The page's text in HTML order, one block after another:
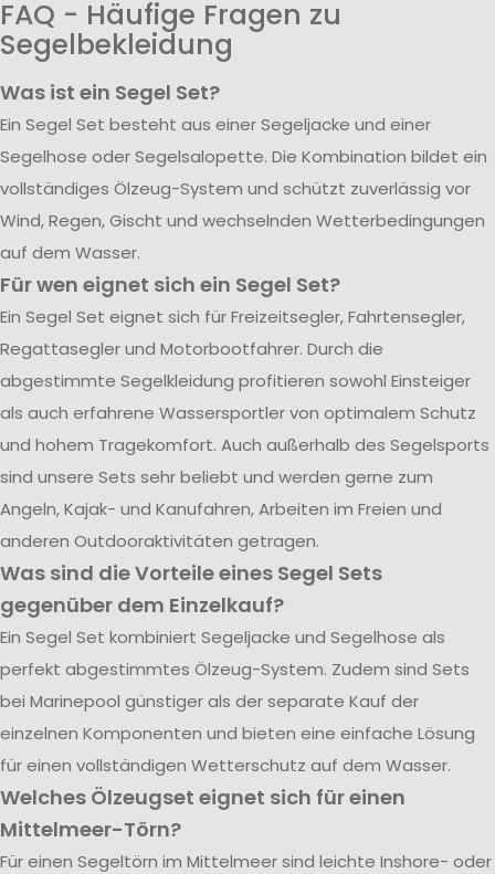
FAQ - Häufige Fragen zu
Segelbekleidung
Was ist ein Segel Set?
Ein Segel Set besteht aus einer Segeljacke und einer
Segelhose oder Segelsalopette. Die Kombination bildet ein
vollständiges Ölzeug-System und schützt zuverlässig vor
Wind, Regen, Gischt und wechselnden Wetterbedingungen
auf dem Wasser.
Für wen eignet sich ein Segel Set?
Ein Segel Set eignet sich für Freizeitsegler, Fahrtensegler,
Regattasegler und Motorbootfahrer. Durch die
abgestimmte Segelkleidung profitieren sowohl Einsteiger
als auch erfahrene Wassersportler von optimalem Schutz
und hohem Tragekomfort. Auch außerhalb des Segelsports
sind unsere Sets sehr beliebt und werden gerne zum
Angeln, Kajak- und Kanufahren, Arbeiten im Freien und
anderen Outdooraktivitäten getragen.
Was sind die Vorteile eines Segel Sets
gegenüber dem Einzelkauf?
Ein Segel Set kombiniert Segeljacke und Segelhose als
perfekt abgestimmtes Ölzeug-System. Zudem sind Sets
bei Marinepool günstiger als der separate Kauf der
einzelnen Komponenten und bieten eine einfache Lösung
für einen vollständigen Wetterschutz auf dem Wasser.
Welches Ölzeugset eignet sich für einen
Mittelmeer-Törn?
Für einen Segeltörn im Mittelmeer sind leichte Inshore- oder